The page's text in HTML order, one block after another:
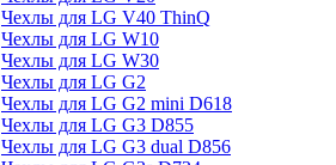
Чехлы для LG V40 ThinQ
Чехлы для LG W10
Чехлы для LG W30
Чехлы для LG G2
Чехлы для LG G2 mini D618
Чехлы для LG G3 D855
Чехлы для LG G3 dual D856